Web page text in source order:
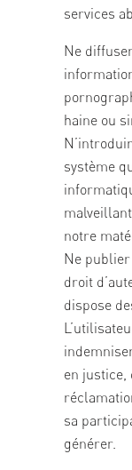
services
Ne
haine ou
système
notre
Ne
droit
dispose
en justice,
sa
générer.